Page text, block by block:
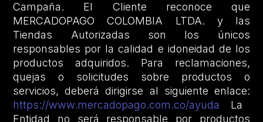
Campaña. El Cliente reconoce que
MERCADOPAGO COLOMBIA LTDA. y las
Tiendas Autorizadas son los únicos
responsables por la calidad e idoneidad de los
productos adquiridos. Para reclamaciones,
quejas o solicitudes sobre productos o
servicios, deberá dirigirse al siguiente enlace:
https://www.mercadopago.com.co/ayuda
La
Entidad no será responsable por productos